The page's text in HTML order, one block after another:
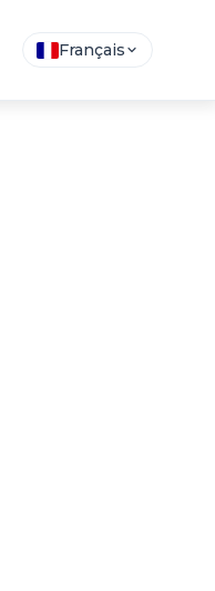
Français